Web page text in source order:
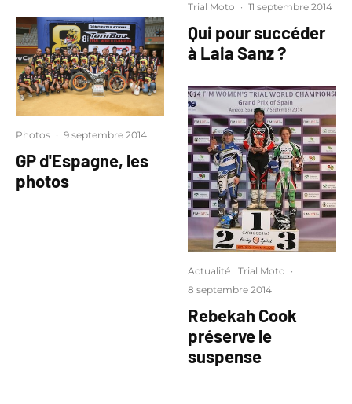
Photos · 9 septembre 2014
GP d'Espagne, les
photos
Trial Moto · 11 septembre 2014
Qui pour succéder
à Laia Sanz ?
Actualité Trial Moto ·
8 septembre 2014
Rebekah Cook
préserve le
suspense